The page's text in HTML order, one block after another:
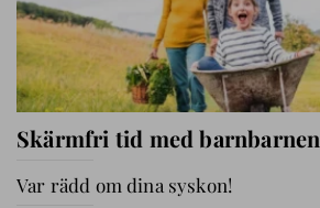
Skärmfri tid med barnbarnen
Var rädd om dina syskon!